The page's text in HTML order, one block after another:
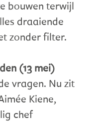
bouwen terwijl
draaiende
zonder filter.
(13 mei)
vragen. Nu zit
Kiene,
chef